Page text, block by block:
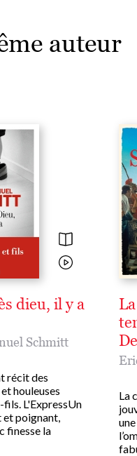
auteur
dieu, il y a
Schmitt
récit des
houleuses
L'ExpressUn
poignant,
finesse la
La